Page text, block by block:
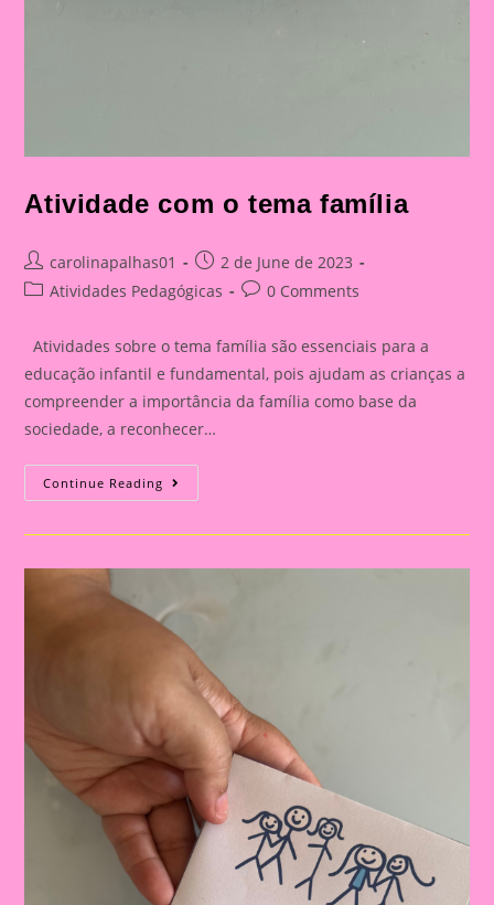
Atividade com o tema família
Post
author:
carolinapalhas01
Post
published:
2 de June de 2023
PostAtividades Pedagógicas
Post0 Comments
Atividades sobre o tema família são essenciais para a
educação infantil e fundamental, pois ajudam as crianças a
compreender a importância da família como base da
sociedade, a reconhecer…
Continue Reading Atividade
Com
Tema